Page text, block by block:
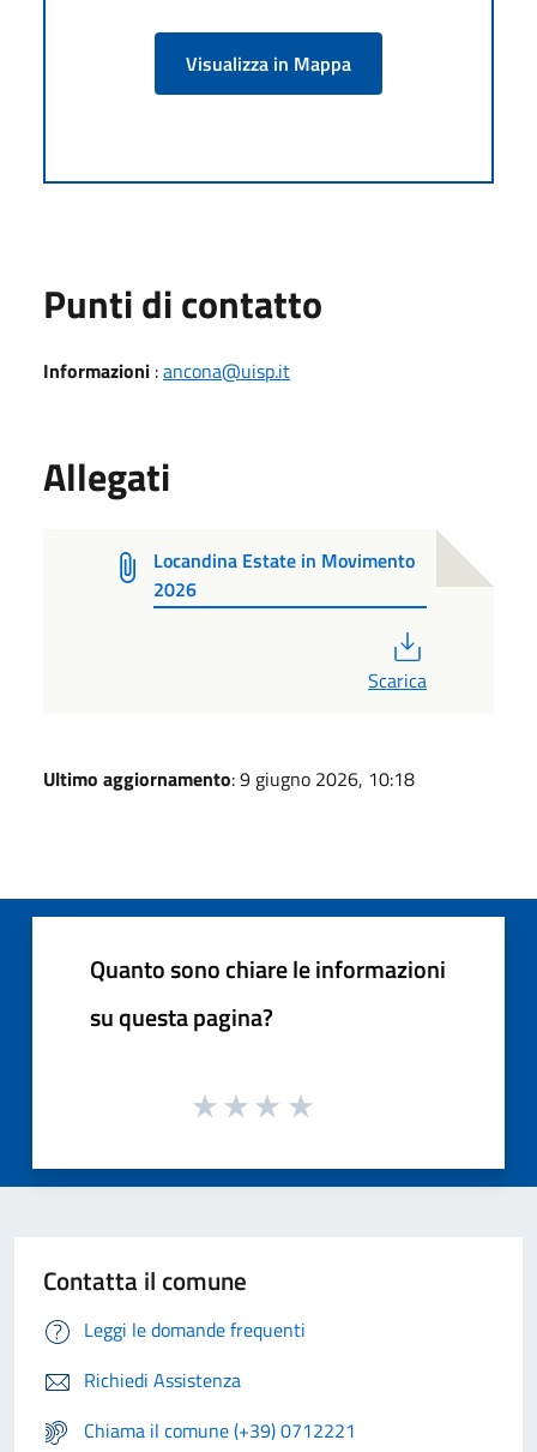
Visualizza in Mappa
Punti di contatto
Informazioni :ancona@uisp.it
Allegati
Locandina Estate in Movimento
2026
Scarica
Ultimo aggiornamento: 9 giugno 2026, 10:18
Quanto sono chiare le informazioni
su questa pagina?
Contatta il comune
Leggi le domande frequenti
Richiedi Assistenza
Chiama il comune (+39) 0712221